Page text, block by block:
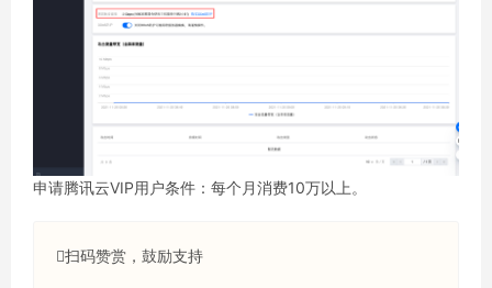
申请腾讯云VIP用户条件：每个月消费10万以上。
扫码赞赏，鼓励支持